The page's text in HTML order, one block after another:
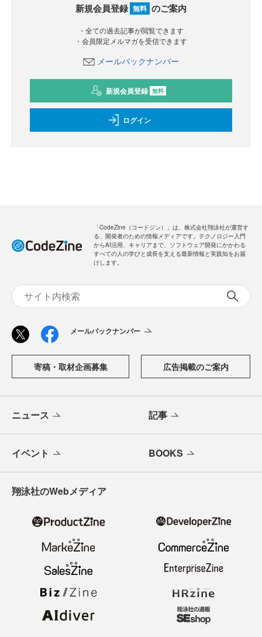
新規会員登録 無料 のご案内
・全ての過去記事が閲覧できます
・会員限定メルマガを受信できます
メールバックナンバー
新規会員登録 無料
ログイン
「CodeZine（コードジン）」は、株式会社翔泳社が運営す
る、開発者のための情報メディアです。テクノロジー入門
からAI活用、キャリアまで、ソフトウェア開発にかかわる
すべての人の学びと成長を支える最新情報と実践知をお届
けします。
メールバックナンバー
寄稿・取材企画募集 広告掲載のご案内
ニュース 記事
イベント BOOKS
翔泳社のWebメディア